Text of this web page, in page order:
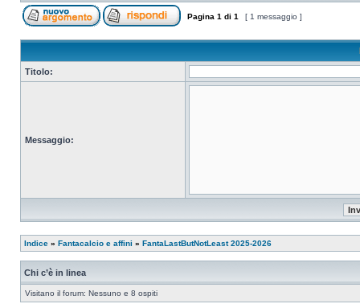
Pagina 1 di 1 [ 1 messaggio ]
Titolo:
Messaggio:
Indice » Fantacalcio e affini » FantaLastButNotLeast 2025-2026
Chi c’è in linea
Visitano il forum: Nessuno e 8 ospiti